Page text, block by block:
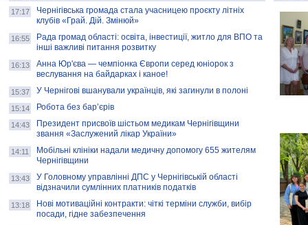
AB InBev Efes Україна підтримала
навчальний проєкт "Молодіжна бізнес-
школа", спрямований на розвиток
підприємництва у Чернігівській області
Золота тварина: видання Forbes
написало про чернігівця Патрона: хто і
скільки на ньому заробляє? І куди
витрачають?
17:17
Чернігівська громада стала учасницею проєкту літніх
клубів «Грай. Дій. Змінюй»
16:55
Рада громад області: освіта, інвестиції, житло для ВПО та
інші важливі питання розвитку
16:13
Анна Юр'єва — чемпіонка Європи серед юніорок з
веслування на байдарках і каное!
15:37 У Чернігові вшанували українців, які загинули в полоні
15:14 Робота без бар’єрів
14:43
Президент присвоїв шістьом медикам Чернігівщини
звання «Заслужений лікар України»
14:11
Мобільні клініки надали медичну допомогу 655 жителям
Чернігівщини
13:43
У Головному управлінні ДПС у Чернігівській області
відзначили сумлінних платників податків
13:18
Нові мотиваційні контракти: чіткі терміни служби, вибір
посади, гідне забезпечення